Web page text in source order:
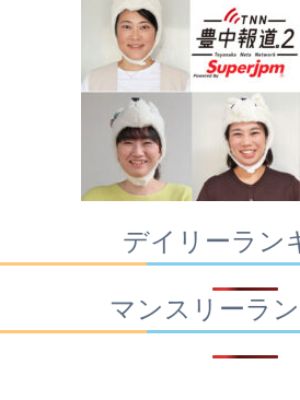
デイリーラン
マンスリーラ